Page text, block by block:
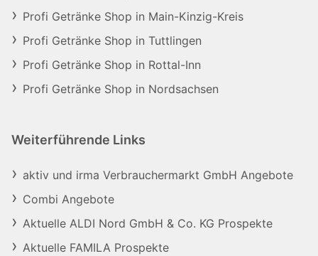
Profi Getränke Shop in Main-Kinzig-Kreis
Profi Getränke Shop in Tuttlingen
Profi Getränke Shop in Rottal-Inn
Profi Getränke Shop in Nordsachsen
Weiterführende Links
aktiv und irma Verbrauchermarkt GmbH Angebote
Combi Angebote
Aktuelle ALDI Nord GmbH & Co. KG Prospekte
Aktuelle FAMILA Prospekte